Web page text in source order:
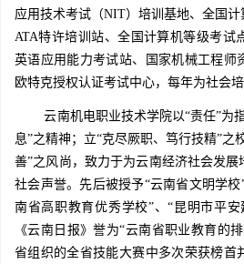
应用技术考试（NIT）培训基地、全国计
ATA特许培训站、全国计算机等级考试
英语应用能力考试站、国家机械工程师
欧特克授权认证考试中心，每年为社会
云南机电职业技术学院以“责任”为
息”之精神；立“克尽厥职、笃行技精”之
善”之风尚，致力于为云南经济社会发
社会声誉。先后被授予“云南省文明学校
南省高职教育优秀学校”、“昆明市平
《云南日报》誉为“云南省职业教育的
省组织的全省技能大赛中多次荣获榜首